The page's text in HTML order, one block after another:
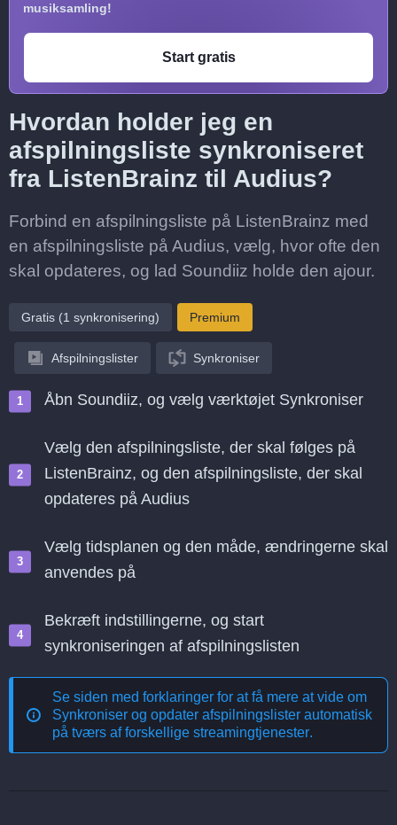
musiksamling!
Start gratis
Hvordan holder jeg en
afspilningsliste synkroniseret
fra ListenBrainz til Audius?
Forbind en afspilningsliste på ListenBrainz med
en afspilningsliste på Audius, vælg, hvor ofte den
skal opdateres, og lad Soundiiz holde den ajour.
Gratis (1 synkronisering) Premium
Afspilningslister Synkroniser
Åbn Soundiiz, og vælg værktøjet Synkroniser
Vælg den afspilningsliste, der skal følges på
ListenBrainz, og den afspilningsliste, der skal
opdateres på Audius
Vælg tidsplanen og den måde, ændringerne skal
anvendes på
Bekræft indstillingerne, og start
synkroniseringen af afspilningslisten
Se siden med forklaringer for at få mere at vide om
Synkroniser og opdater afspilningslister automatisk
på tværs af forskellige streamingtjenester.